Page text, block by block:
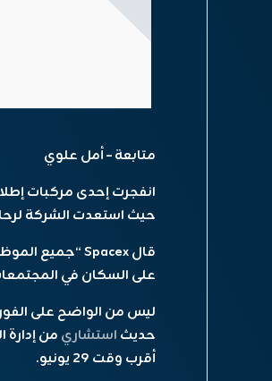
متابعة – أمل علوي
حيث استعدت الشركة لرحلة
قال Spacex “جميع الموظفين آمنون ويتم حسابهم” في
على السكان في
حديث استشاري
أقرب وقت 29 يونيو.